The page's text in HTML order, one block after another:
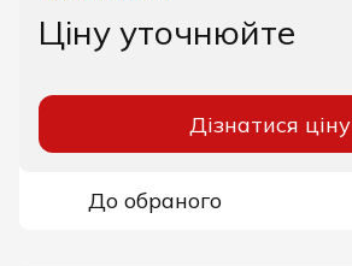
Ціну уточнюйте
Дізнатися ціну
До обраного